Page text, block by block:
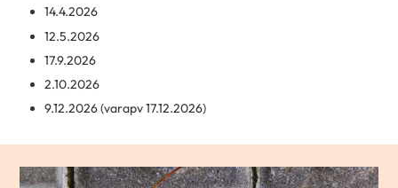
14.4.2026
12.5.2026
17.9.2026
2.10.2026
9.12.2026 (varapv 17.12.2026)